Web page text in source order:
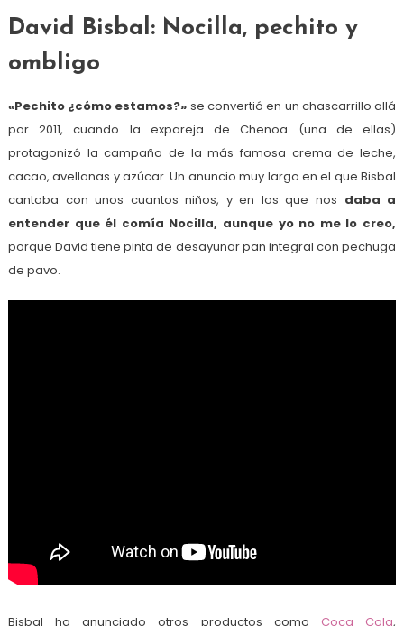
David Bisbal: Nocilla, pechito y
ombligo
«Pechito ¿cómo estamos?» se convertió en un chascarrillo allá
por 2011, cuando la expareja de Chenoa (una de ellas)
protagonizó la campaña de la más famosa crema de leche,
cacao, avellanas y azúcar. Un anuncio muy largo en el que Bisbal
cantaba con unos cuantos niños, y en los que nos daba a
entender que él comía Nocilla, aunque yo no me lo creo,
porque David tiene pinta de desayunar pan integral con pechuga
de pavo.
Bisbal ha anunciado otros productos como Coca Cola,